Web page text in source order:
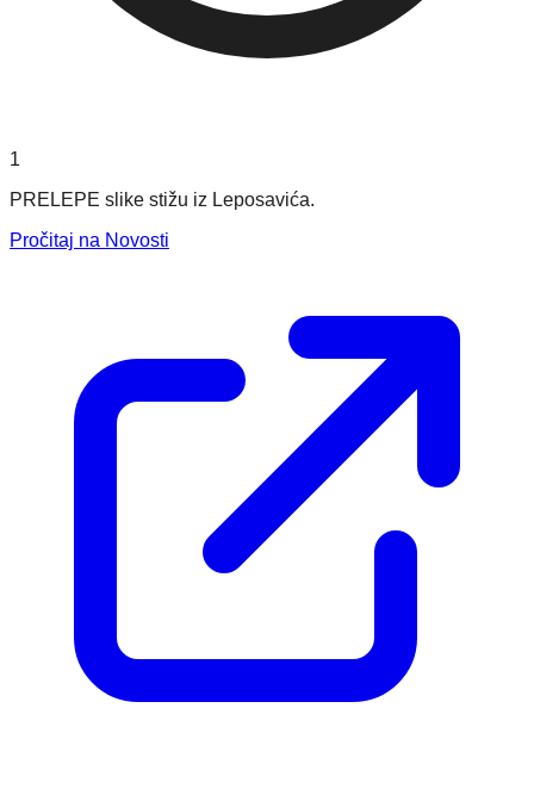
1
PRELEPE slike stižu iz Leposavića.
Pročitaj na Novosti